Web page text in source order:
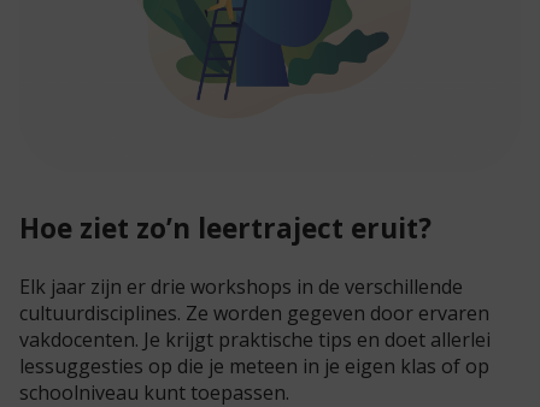
Hoe ziet zo’n leertraject eruit?
Elk jaar zijn er drie workshops in de verschillende
cultuurdisciplines. Ze worden gegeven door ervaren
vakdocenten. Je krijgt praktische tips en doet allerlei
lessuggesties op die je meteen in je eigen klas of op
schoolniveau kunt toepassen.